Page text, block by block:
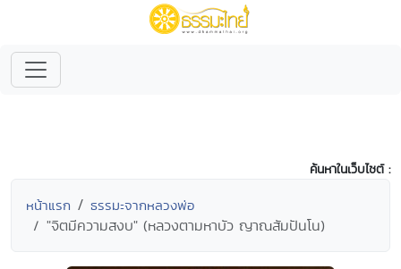
ค้นหาในเว็บไซต์ :
หน้าแรก ธรรมะจากหลวงพ่อ
"จิตมีความสงบ" (หลวงตามหาบัว ญาณสัมปันโน)